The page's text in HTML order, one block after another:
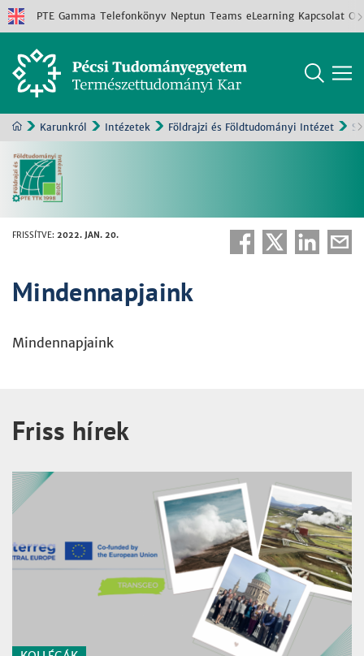
PTE Gamma Telefonkönyv Neptun Teams eLearning Kapcsolat
Karunkról Intézetek Földrajzi és Földtudományi Intézet
FRISSÍTVE: 2022. JAN. 20.
Mindennapjaink
Mindennapjaink
Friss hírek